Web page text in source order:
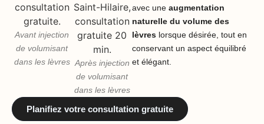
Avant injection
de volumisant
dans les lèvres Après injection
de volumisant
dans les lèvres
avec une augmentation
naturelle du volume des
lèvres lorsque désirée, tout en
conservant un aspect équilibré
et élégant.
Planifiez votre consultation gratuite